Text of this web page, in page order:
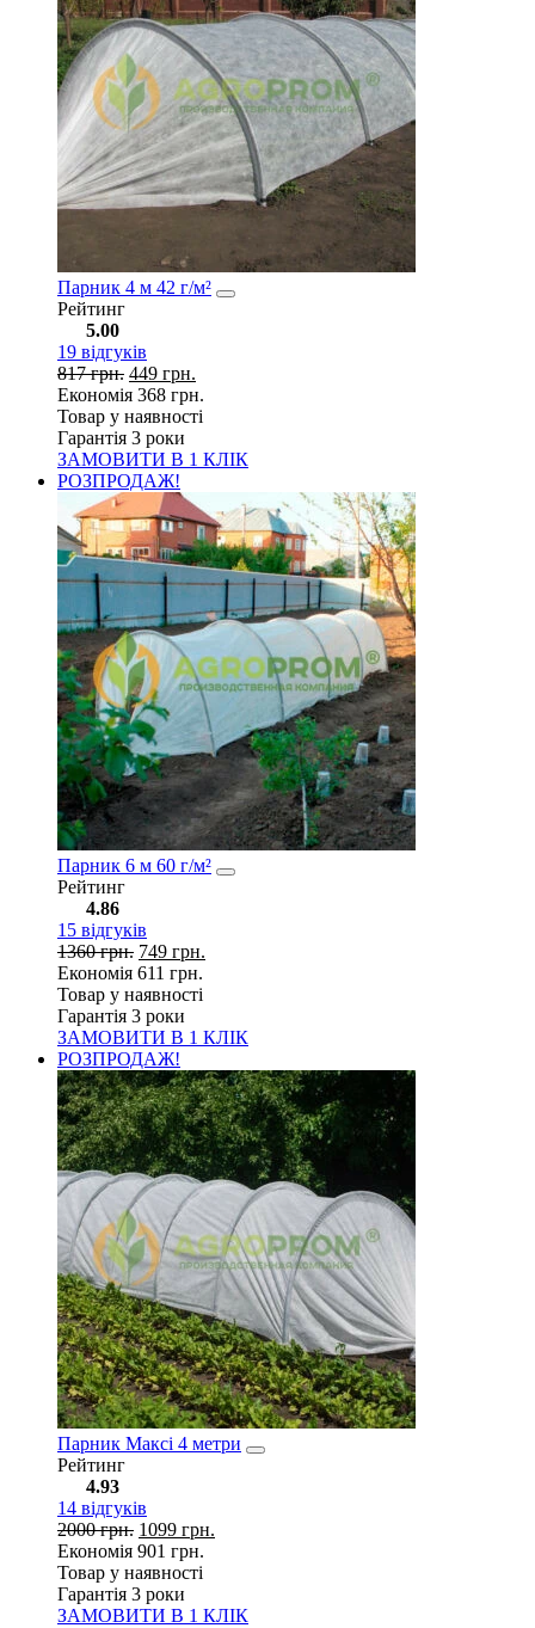
Парник 4 м 42 г/м²
Рейтинг
5.00
19 відгуків
817грн. 449 грн.
Економія 368 грн.
Товар у наявності
Гарантія 3 роки
ЗАМОВИТИ В 1 КЛІК
РОЗПРОДАЖ!
Парник 6 м 60 г/м²
Рейтинг
4.86
15 відгуків
1360грн. 749 грн.
Економія 611 грн.
Товар у наявності
Гарантія 3 роки
ЗАМОВИТИ В 1 КЛІК
РОЗПРОДАЖ!
Парник Максі 4 метри
Рейтинг
4.93
14 відгуків
2000грн. 1099 грн.
Економія 901 грн.
Товар у наявності
Гарантія 3 роки
ЗАМОВИТИ В 1 КЛІК